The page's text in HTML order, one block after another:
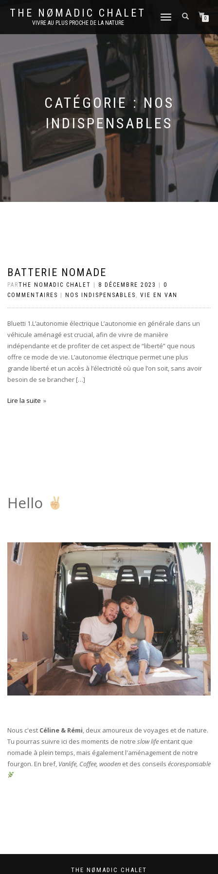
THE NØMADIC CHALET
VIVRE AU PLUS PROCHE DE LA NATURE
DÉPLIER
NAVIGATION
0
CATÉGORIE : NOS
INDISPENSABLES
BATTERIE NOMADE
PARTHE NOMADIC CHALET 8 DÉCEMBRE 2023
0
COMMENTAIRES
NOS INDISPENSABLES , VIE EN VAN
Bluetti 1.L’autonomie électrique L’autonomie en générale dans un
véhicule aménagé est crucial, afin de vivre de manière
indépendante et de profiter de cet aspect de “liberté” que nous
offre ce mode de vie. L’autonomie électrique permet une plus
grande liberté et un accès à l’électricité où que l’on soit, sans avoir
besoin de se brancher […]
Lire la suite
Hello
Nous c'est Céline & Rémi, deux amoureux de voyages et de nature.
Tu pourras suivre ici des moments de notre slow life entant que
nomade à plein temps, mais également l'aménagement de notre
fourgon. En bref, Vanlife, Coffee, wooden et des conseils écoresponsable
THE NØMADIC CHALET